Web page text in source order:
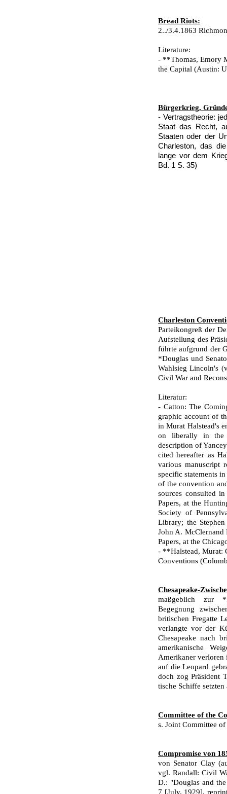
Bread Riots:
2../3.4.1863
Literature:
- **Thomas, Emory
the Capital (Austin:
Bürgerkrieg,
- Vertragstheorie:
Staat das Recht,
Staaten oder der
Charleston, das
lange vor dem
Bd. 1 S. 35)
Charleston
Parteikongreß der
Aufstellung des
führte aufgrund der
*Douglas und
Wahlsieg Lincoln's
Civil War and
Literatur:
- Catton: The
graphic account of
in Murat Halstead's
on liberally in the
description of
cited hereafter as
various manuscript
speci­fic statements
of the convention
sources consulted
Papers, at the
Society of
Library; the
John A. McClernand
Pa­pers, at the
- **Halstead, Murat:
Conventions
Chesapeake-
maßgeblich zur
Begegnung
britischen Fregatte
verlangte vor der
Chesapeake nach
amerikanische
Amerikaner verloren
auf die Leopard
doch zog Präsident
tische Schiffe
Committee of the
s. Joint Committee
Compromise von
von Senator Clay
vgl. Randall: Civil
D.: "Douglas and
7 [July, 1929],